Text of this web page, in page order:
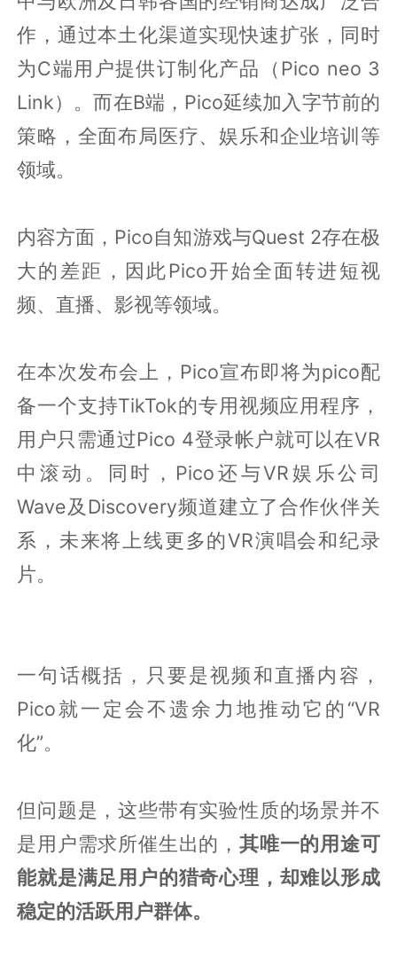
作，通过本土化渠道实现快速扩张，同时
为C端用户提供订制化产品（Pico neo 3
Link）。而在B端，Pico延续加入字节前的
策略，全面布局医疗、娱乐和企业培训等
领域。
内容方面，Pico自知游戏与Quest 2存在极
大的差距，因此Pico开始全面转进短视
频、直播、影视等领域。
在本次发布会上，Pico宣布即将为pico配
备一个支持TikTok的专用视频应用程序，
用户只需通过Pico 4登录帐户就可以在VR
中滚动。同时，Pico还与VR娱乐公司
Wave及Discovery频道建立了合作伙伴关
系，未来将上线更多的VR演唱会和纪录
片。
一句话概括，只要是视频和直播内容，
Pico就一定会不遗余力地推动它的“VR
化”。
但问题是，这些带有实验性质的场景并不
是用户需求所催生出的，其唯一的用途可
能就是满足用户的猎奇心理，却难以形成
稳定的活跃用户群体。